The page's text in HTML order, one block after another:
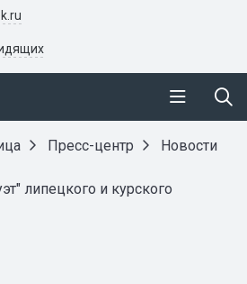
Пресс-центр
Новости
липецкого и курского